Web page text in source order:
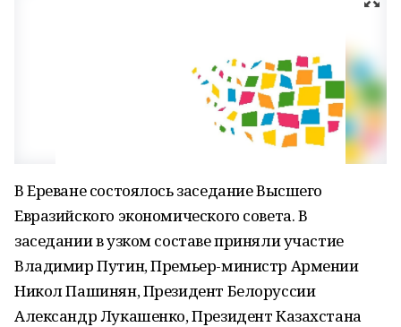
В Ереване состоялось заседание Высшего
Евразийского экономического совета. В
заседании в узком составе приняли участие
Владимир Путин, Премьер-министр Армении
Никол Пашинян, Президент Белоруссии
Александр Лукашенко, Президент Казахстана